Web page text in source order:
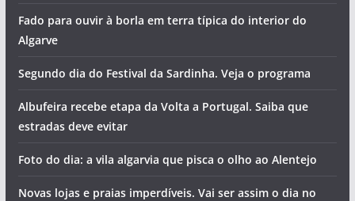
Fado para ouvir à borla em terra típica do interior do
Algarve
Segundo dia do Festival da Sardinha. Veja o programa
Albufeira recebe etapa da Volta a Portugal. Saiba que
estradas deve evitar
Foto do dia: a vila algarvia que pisca o olho ao Alentejo
Novas lojas e praias imperdíveis. Vai ser assim o dia no